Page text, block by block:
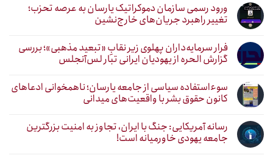
ورود رسمی سازمان دموکراتیک یارسان به عرصه تحزب؛
تغییر راهبرد جریان‌های خارج‌نشین
فرار سرمایه‌داران پهلوی زیر نقابِ «تبعید مذهبی»؛ بررسی
گزارش الحره از یهودیان ایرانی تبار لس‌آنجلس
سوءاستفاده سیاسی از جامعه یارسان؛ ناهمخوانی ادعاهای
کانون حقوق بشر با واقعیت‌های میدانی
رسانه آمریکایی: جنگ با ایران، تجاوز به امنیت بزرگترین
جامعه یهودی خاورمیانه است!